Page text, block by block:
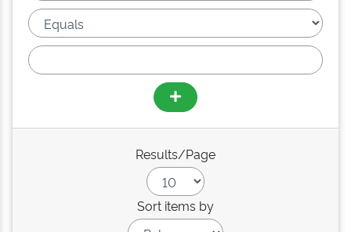
Results/Page
Sort items by